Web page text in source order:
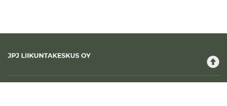
JPJ Liikuntakeskus